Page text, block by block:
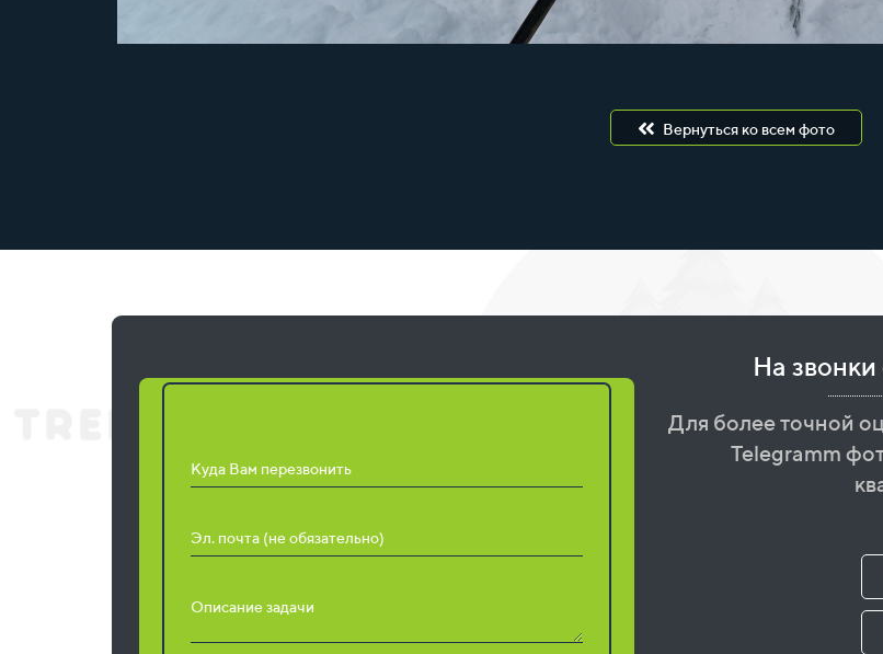
Вернуться ко всем фото
Куда Вам перезвонить
Эл. почта (не обязательно)
Описание задачи
На
Для более точной
Telegramm